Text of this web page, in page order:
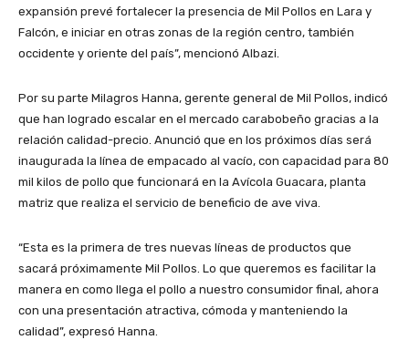
expansión prevé fortalecer la presencia de Mil Pollos en Lara y
Falcón, e iniciar en otras zonas de la región centro, también
occidente y oriente del país”, mencionó Albazi.
Por su parte Milagros Hanna, gerente general de Mil Pollos, indicó
que han logrado escalar en el mercado carabobeño gracias a la
relación calidad-precio. Anunció que en los próximos días será
inaugurada la línea de empacado al vacío, con capacidad para 80
mil kilos de pollo que funcionará en la Avícola Guacara, planta
matriz que realiza el servicio de beneficio de ave viva.
“Esta es la primera de tres nuevas líneas de productos que
sacará próximamente Mil Pollos. Lo que queremos es facilitar la
manera en como llega el pollo a nuestro consumidor final, ahora
con una presentación atractiva, cómoda y manteniendo la
calidad”, expresó Hanna.